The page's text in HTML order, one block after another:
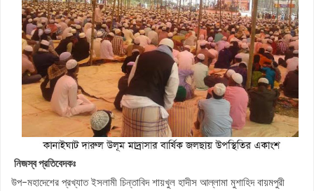
নিজস্ব প্রতিবেদকঃ
উপ-মহাদেশের প্রখ্যাত ইসলামী চিন্তাবিদ শায়খুল হাদীস আল্লামা মুশাহিদ বায়মপুরী